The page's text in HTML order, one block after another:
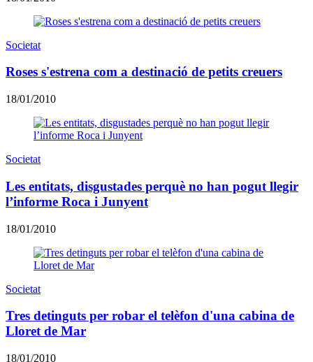
Societat
Roses s'estrena com a destinació de petits creuers
18/01/2010
Societat
Les entitats, disgustades perquè no han pogut llegir
l’informe Roca i Junyent
18/01/2010
Societat
Tres detinguts per robar el telèfon d'una cabina de
Lloret de Mar
18/01/2010